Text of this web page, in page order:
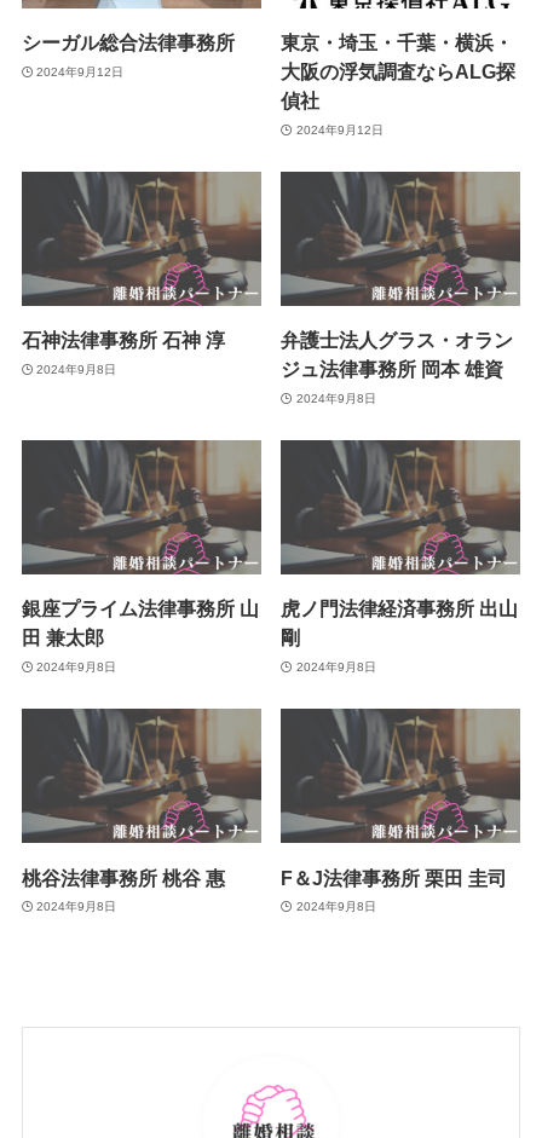
シーガル総合法律事務所
2024年9月12日
東京・埼玉・千葉・横浜・
大阪の浮気調査ならALG探
偵社
2024年9月12日
石神法律事務所 石神 淳
2024年9月8日
弁護士法人グラス・オラン
ジュ法律事務所 岡本 雄資
2024年9月8日
銀座プライム法律事務所 山
田 兼太郎
2024年9月8日
虎ノ門法律経済事務所 出山
剛
2024年9月8日
桃谷法律事務所 桃谷 惠
2024年9月8日
F＆J法律事務所 栗田 圭司
2024年9月8日